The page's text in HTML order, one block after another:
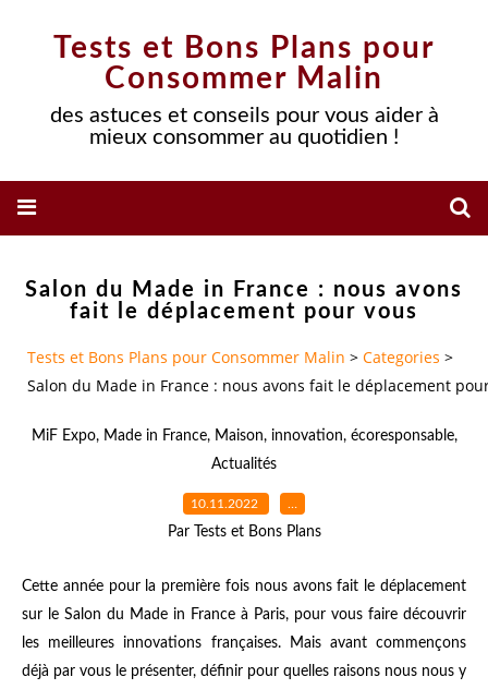
Tests et Bons Plans pour
Consommer Malin
des astuces et conseils pour vous aider à
mieux consommer au quotidien !
Salon du Made in France : nous avons
fait le déplacement pour vous
Tests et Bons Plans pour Consommer Malin > Categories >
Salon du Made in France : nous avons fait le déplacement
MiF Expo, Made in France, Maison, innovation, écoresponsable,
Actualités
10.11.2022 …
Par Tests et Bons Plans
Cette année pour la première fois nous avons fait le déplacement
sur le Salon du Made in France à Paris, pour vous faire découvrir
les meilleures innovations françaises. Mais avant commençons
déjà par vous le présenter, définir pour quelles raisons nous nous y